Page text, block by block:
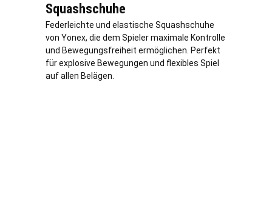
Squashschuhe
Federleichte und elastische Squashschuhe
von Yonex, die dem Spieler maximale Kontrolle
und Bewegungsfreiheit ermöglichen. Perfekt
für explosive Bewegungen und flexibles Spiel
auf allen Belägen.